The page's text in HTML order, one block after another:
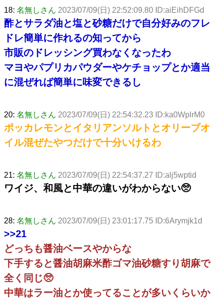
18: 名無しさん 2023/07/09(日) 22:52:09.80 ID:aiEihDFGd
酢とサラダ油と塩と砂糖だけで自分好みのフレ
ドレ簡単に作れるの知ってから
市販のドレッシング買わなくなったわ
マヨやパプリカパウダーやケチョップとか適当
に混ぜれば簡単に味変できるし
20: 名無しさん 2023/07/09(日) 22:54:32.23 ID:ka0WplrM0
ポッカレモンとイタリアンソルトとオリーブオ
イル混ぜたやつだけで十分いけるわ
21: 名無しさん 2023/07/09(日) 22:54:37.27 ID:alj5wptid
ワイジ、和風と中華の違いがわからない🥺
28: 名無しさん 2023/07/09(日) 23:01:17.75 ID:6Arymjk1d
>>21
どっちも醤油ベースやからな
下手すると醤油胡麻米酢ゴマ油砂糖すり胡麻で
全く同じ🥺
中華はラー油とか使ってることが多いくらいか